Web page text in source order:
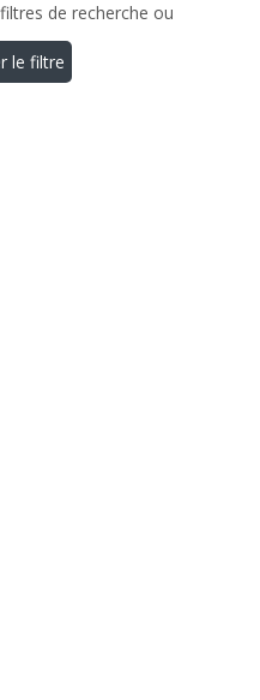
de recherche ou
le filtre